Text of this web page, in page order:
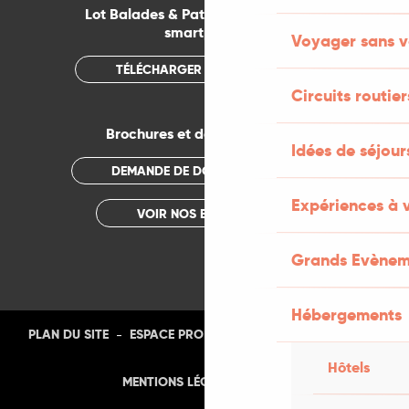
Voyager sans
Circuits
Idées de
Expériences à
Grands
Hébergements
Hôtels
Lot Balades & Patrimoines sur votre
smartphone
TÉLÉCHARGER L'APPLICATION
Brochures et documentations
DEMANDE DE DOCUMENTATION
VOIR NOS BROCHURES
PLAN DU SITE - ESPACE PRO
MENTIONS LÉGALES